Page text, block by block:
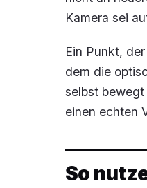
Kamera sei
Ein Punkt,
dem die
selbst
einen echten
So